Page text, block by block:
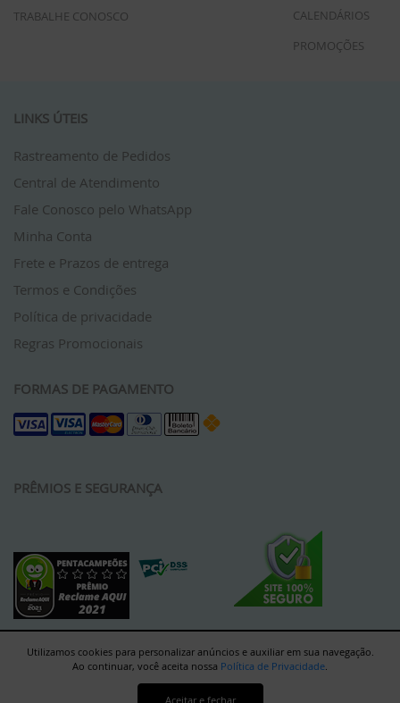
TRABALHE CONOSCO
CALENDÁRIOS
PROMOÇÕES
LINKS ÚTEIS
Rastreamento de Pedidos
Central de Atendimento
Fale Conosco pelo WhatsApp
Minha Conta
Frete e Prazos de entrega
Termos e Condições
Política de privacidade
Regras Promocionais
FORMAS DE PAGAMENTO
PRÊMIOS E SEGURANÇA
Utilizamos cookies para personalizar anúncios e auxiliar em sua navegação.
Ao continuar, você aceita nossa Política de Privacidade.
Aceitar e fechar